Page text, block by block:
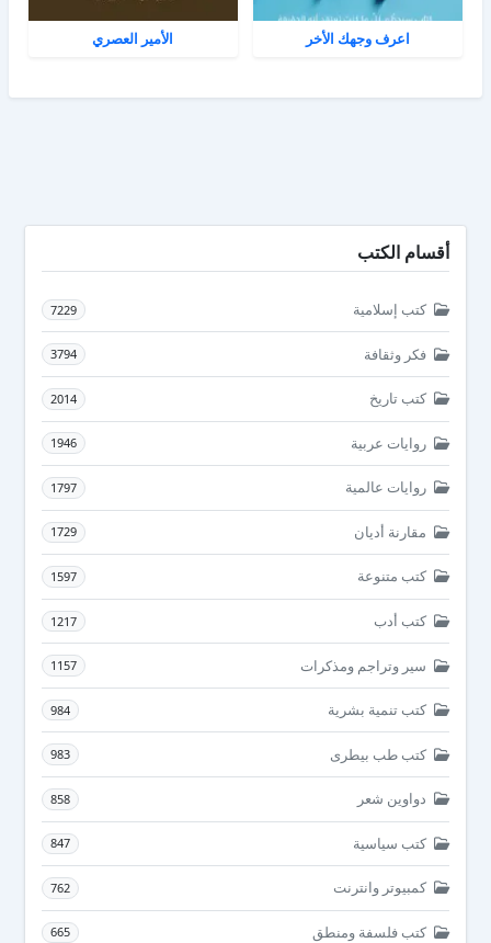
اعرف وجهك الأخر الأمير العصري
أقسام الكتب
كتب إسلامية 7229
فكر وثقافة 3794
كتب تاريخ 2014
روايات عربية 1946
روايات عالمية 1797
مقارنة أديان 1729
كتب متنوعة 1597
كتب أدب 1217
سير وتراجم ومذكرات 1157
كتب تنمية بشرية 984
كتب طب بيطرى 983
دواوين شعر 858
كتب سياسية 847
كمبيوتر وانترنت 762
كتب فلسفة ومنطق 665